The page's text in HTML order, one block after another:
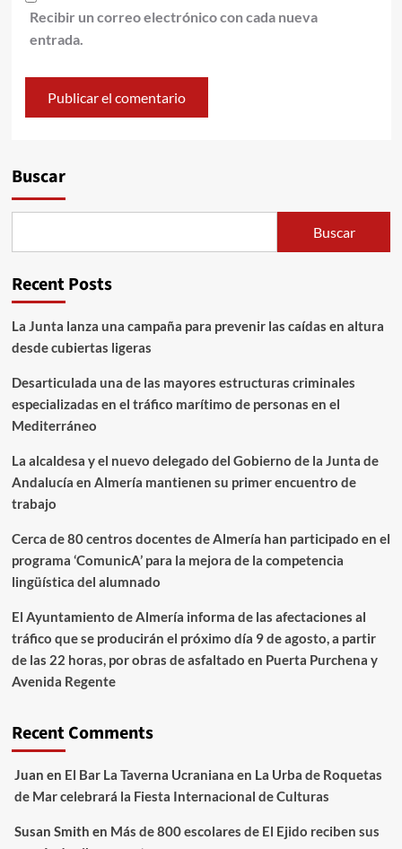
Recibir un correo electrónico con cada nueva
entrada.
Buscar
Buscar
Recent Posts
La Junta lanza una campaña para prevenir las caídas en altura
desde cubiertas ligeras
Desarticulada una de las mayores estructuras criminales
especializadas en el tráfico marítimo de personas en el
Mediterráneo
La alcaldesa y el nuevo delegado del Gobierno de la Junta de
Andalucía en Almería mantienen su primer encuentro de
trabajo
Cerca de 80 centros docentes de Almería han participado en el
programa ‘ComunicA’ para la mejora de la competencia
lingüística del alumnado
El Ayuntamiento de Almería informa de las afectaciones al
tráfico que se producirán el próximo día 9 de agosto, a partir
de las 22 horas, por obras de asfaltado en Puerta Purchena y
Avenida Regente
Recent Comments
Juan en El Bar La Taverna Ucraniana en La Urba de Roquetas
de Mar celebrará la Fiesta Internacional de Culturas
Susan Smith en Más de 800 escolares de El Ejido reciben sus